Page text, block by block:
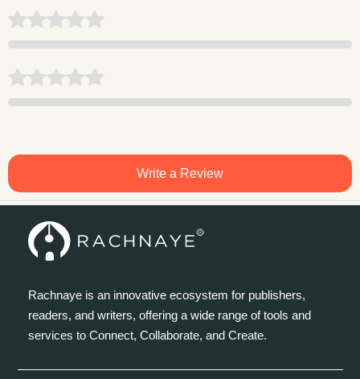
Write a Review
Rachnaye is an innovative ecosystem for publishers,
readers, and writers, offering a wide range of tools and
services to Connect, Collaborate, and Create.